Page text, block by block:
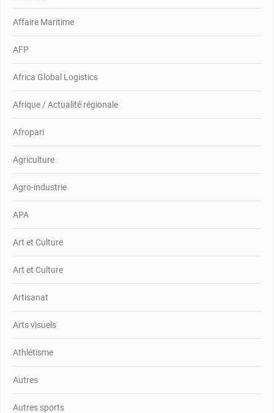
Affaire Maritime
AFP
Africa Global Logistics
Afrique / Actualité régionale
Afropari
Agriculture
Agro-industrie
APA
Art et Culture
Art et Culture
Artisanat
Arts visuels
Athlétisme
Autres
Autres sports